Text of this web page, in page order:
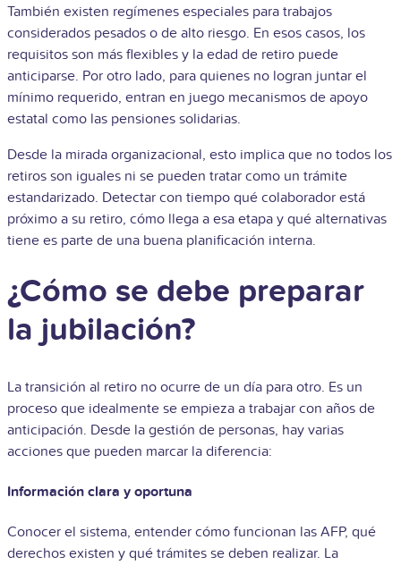
También existen regímenes especiales para trabajos
considerados pesados o de alto riesgo. En esos casos, los
requisitos son más flexibles y la edad de retiro puede
anticiparse. Por otro lado, para quienes no logran juntar el
mínimo requerido, entran en juego mecanismos de apoyo
estatal como las pensiones solidarias.
Desde la mirada organizacional, esto implica que no todos los
retiros son iguales ni se pueden tratar como un trámite
estandarizado. Detectar con tiempo qué colaborador está
próximo a su retiro, cómo llega a esa etapa y qué alternativas
tiene es parte de una buena planificación interna.
¿Cómo se debe preparar
la jubilación?
La transición al retiro no ocurre de un día para otro. Es un
proceso que idealmente se empieza a trabajar con años de
anticipación. Desde la gestión de personas, hay varias
acciones que pueden marcar la diferencia:
Información clara y oportuna
Conocer el sistema, entender cómo funcionan las AFP, qué
derechos existen y qué trámites se deben realizar. La